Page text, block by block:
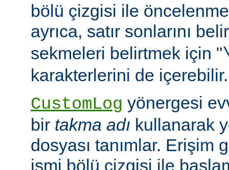
bölü çizgisi ile
ayrıca, satır sonlarını
sekmeleri belirtmek için "
karakterlerini de içerebilir.
CustomLog yönergesi
bir takma adı kullanarak
dosyası tanımlar. Erişim
ismi bölü çizgisi ile